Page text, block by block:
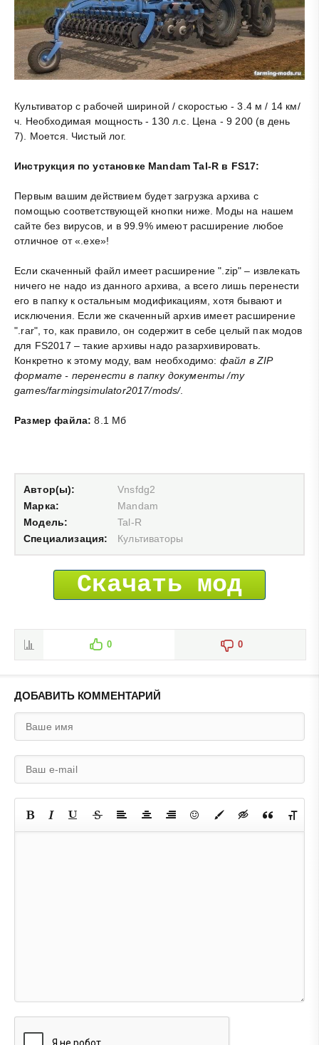
Культиватор с рабочей шириной / скоростью - 3.4 м / 14 км/
ч. Необходимая мощность - 130 л.с. Цена - 9 200 (в день
7). Моется. Чистый лог.
Инструкция по установке Mandam Tal-R в FS17:
Первым вашим действием будет загрузка архива с
помощью соответствующей кнопки ниже. Моды на нашем
сайте без вирусов, и в 99.9% имеют расширение любое
отличное от «.exe»!
Если скаченный файл имеет расширение ".zip" – извлекать
ничего не надо из данного архива, а всего лишь перенести
его в папку к остальным модификациям, хотя бывают и
исключения. Если же скаченный архив имеет расширение
".rar", то, как правило, он содержит в себе целый пак модов
для FS2017 – такие архивы надо разархивировать.
Конкретно к этому моду, вам необходимо: файл в ZIP
формате - перенести в папку документы /my
games/farmingsimulator2017/mods/.
Размер файла: 8.1 Мб
Автор(ы):
Vnsfdg2
Марка:
Mandam
Модель:
Tal-R
Специализация:
Культиваторы
Скачать мод
0 0
ДОБАВИТЬ КОММЕНТАРИЙ